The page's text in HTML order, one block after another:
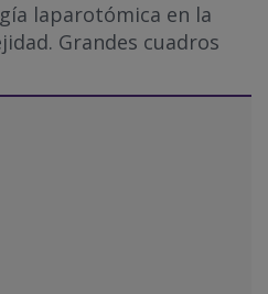
laparotómica en la
Grandes cuadros